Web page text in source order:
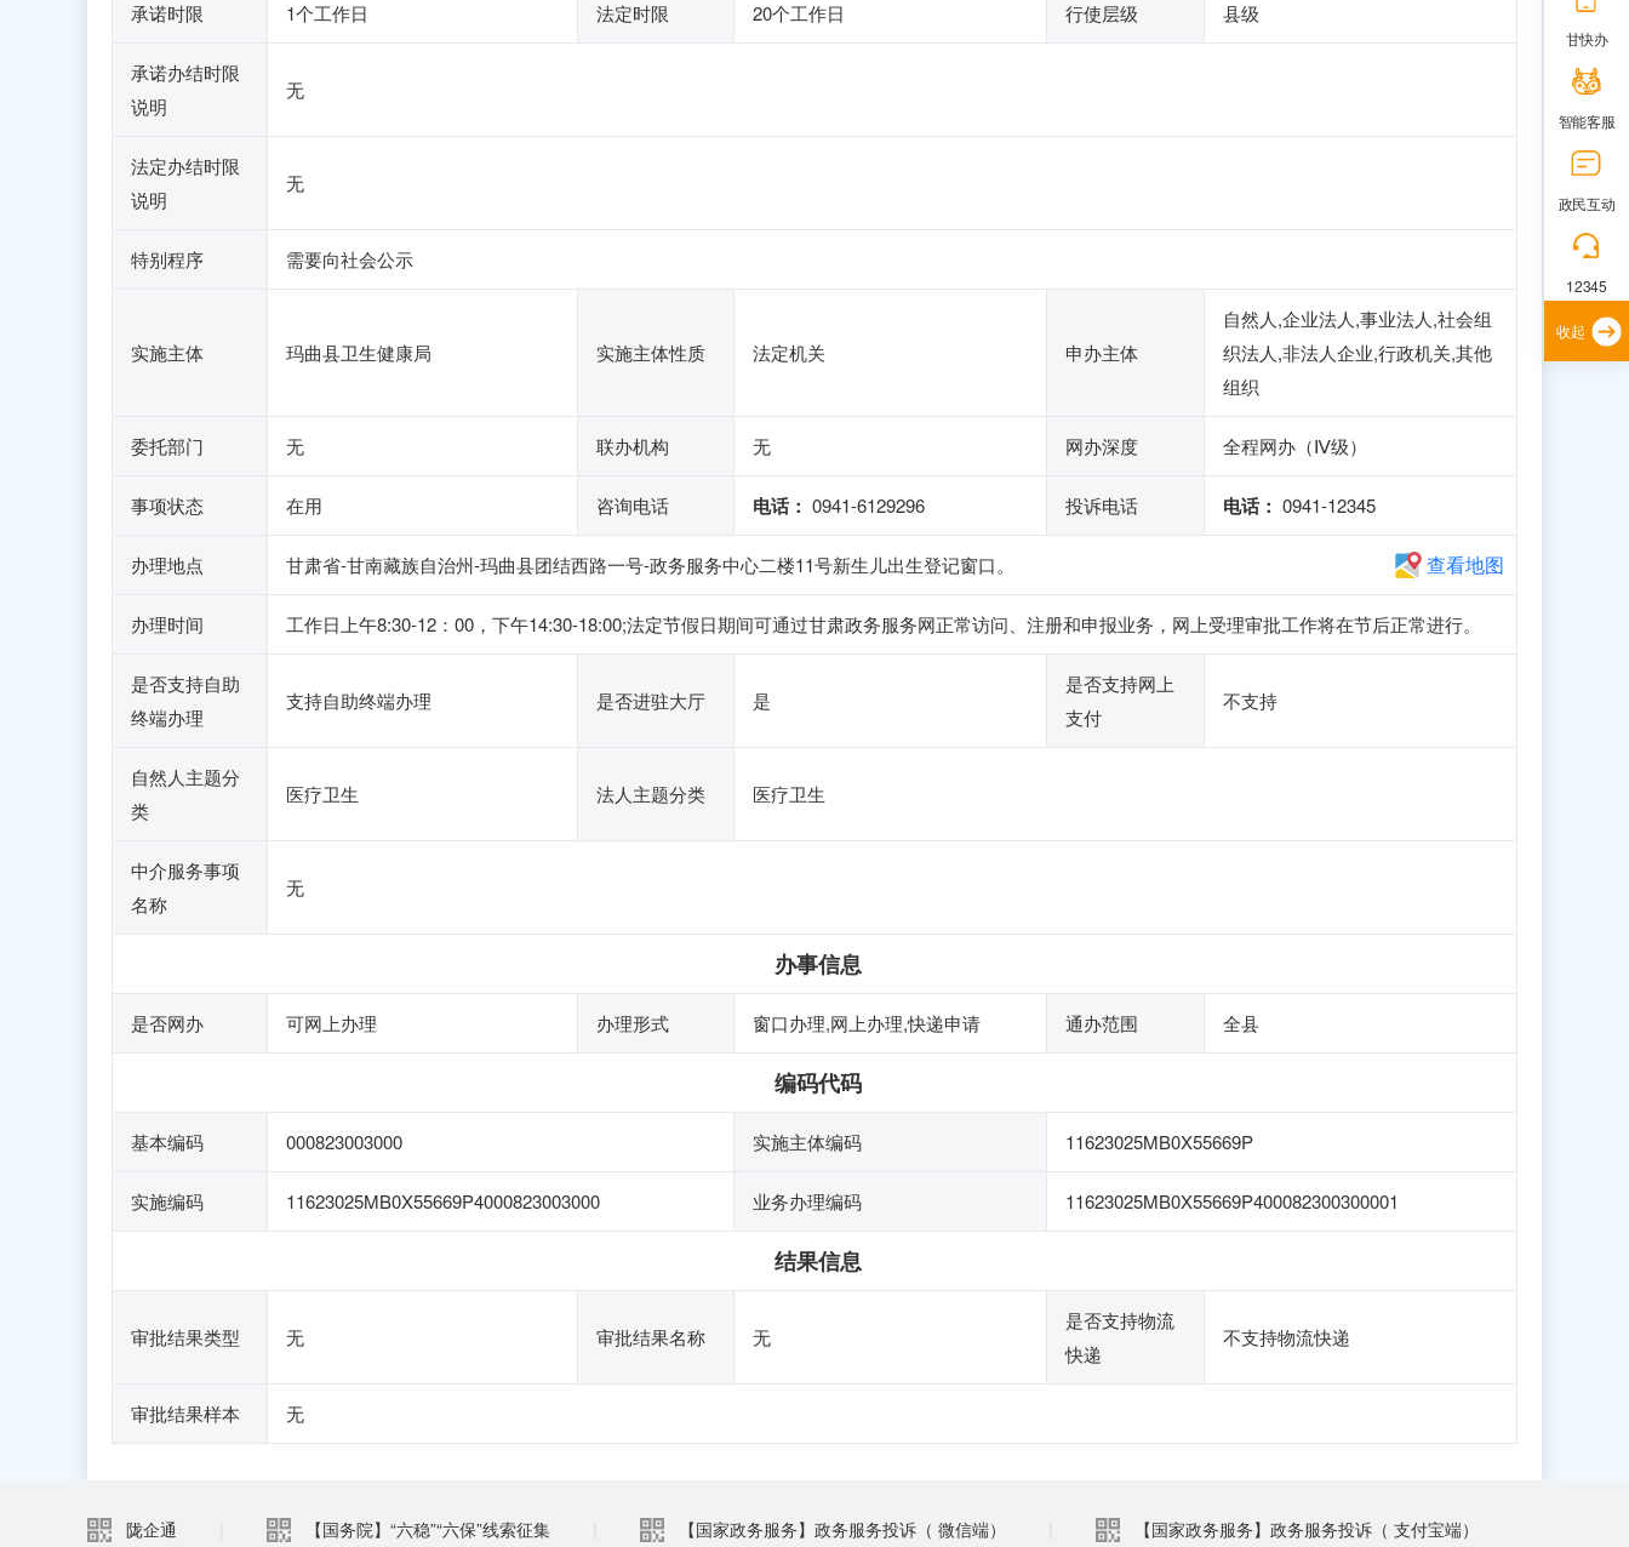
承诺时限 1个工作日 法定时限 20个工作日 行使层级 县级
承诺办结时限
说明
无
法定办结时限
说明
无
特别程序 需要向社会公示
实施主体 玛曲县卫生健康局 实施主体性质 法定机关 申办主体
自然人,企业法人,事业法人,社会组
织法人,非法人企业,行政机关,其他
组织
委托部门 无 联办机构 无 网办深度 全程网办（Ⅳ级）
事项状态 在用 咨询电话 电话： 0941-6129296 投诉电话 电话： 0941-12345
办理地点 甘肃省-甘南藏族自治州-玛曲县团结西路一号-政务服务中心二楼11号新生儿出生登记窗口。 查看地图
办理时间 工作日上午8:30-12：00，下午14:30-18:00;法定节假日期间可通过甘肃政务服务网正常访问、注册和申报业务，网上受理审批工作将在节后正常进行。
是否支持自助
终端办理
支持自助终端办理 是否进驻大厅 是
是否支持网上
支付
不支持
自然人主题分
类
医疗卫生 法人主题分类 医疗卫生
中介服务事项
名称
无
办事信息
是否网办 可网上办理 办理形式 窗口办理,网上办理,快递申请 通办范围 全县
编码代码
基本编码 000823003000 实施主体编码 11623025MB0X55669P
实施编码 11623025MB0X55669P4000823003000 业务办理编码 11623025MB0X55669P400082300300001
结果信息
审批结果类型 无 审批结果名称 无
是否支持物流
快递
不支持物流快递
审批结果样本 无
陇企通 【国务院】“六稳”“六保”线索征集 【国家政务服务】政务服务投诉（ 微信端） 【国家政务服务】政务服务投诉（ 支付宝端）
甘快办
智能客服
政民互动
12345
收起